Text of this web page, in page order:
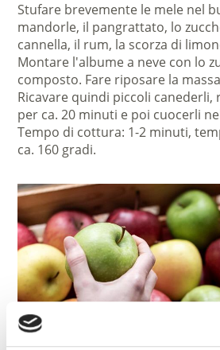
Stufare brevemente le mele nel
mandorle, il pangrattato, lo
cannella, il rum, la scorza di
Montare l'albume a neve con lo
composto. Fare riposare la
Ricavare quindi piccoli
per ca. 20 minuti e poi cuocerli
Tempo di cottura: 1-2 minuti,
ca. 160 gradi.